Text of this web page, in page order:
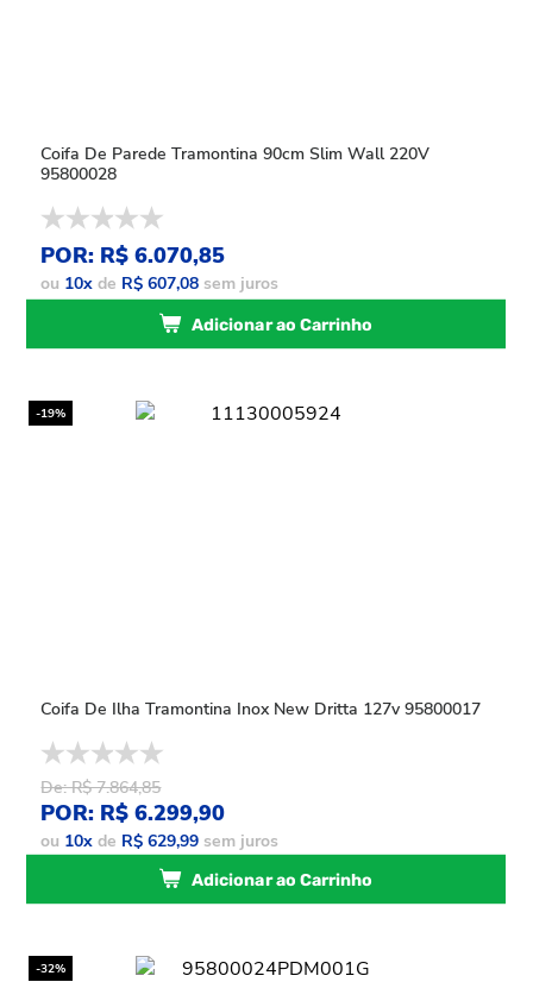
Coifa De Parede Tramontina 90cm Slim Wall 220V
95800028
POR: R$ 6.070,85
ou 10x de R$ 607,08 sem juros
Adicionar ao Carrinho
-19%
Coifa De Ilha Tramontina Inox New Dritta 127v 95800017
De: R$ 7.864,85
POR: R$ 6.299,90
ou 10x de R$ 629,99 sem juros
Adicionar ao Carrinho
-32%